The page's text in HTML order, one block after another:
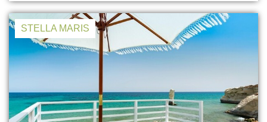
STELLA MARIS